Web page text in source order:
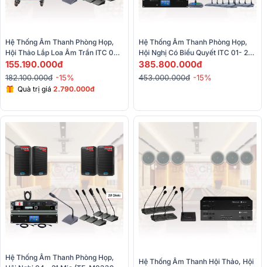
Hệ Thống Âm Thanh Phòng Họp,
Hội Thảo Lắp Loa Âm Trần ITC 02
(50-70m2)
155.190.000đ
182.100.000đ -15%
Quà trị giá 2.790.000đ
Hệ Thống Âm Thanh Phòng Họp,
Hội Nghị Có Biểu Quyết ITC 01- 20
Mic (ITC T-774PW, ITC TS-0309,
TF-M03300,…)
385.800.000đ
453.000.000đ -15%
Hệ Thống Âm Thanh Phòng Họp,
Hệ Thống Âm Thanh Hội Thảo, Hội